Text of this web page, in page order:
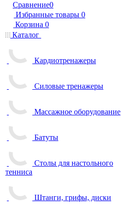
Сравнение0
Избранные товары 0
Корзина 0
Каталог
Кардиотренажеры
Силовые тренажеры
Массажное оборудование
Батуты
Столы для настольного
тенниса
Штанги, грифы, диски